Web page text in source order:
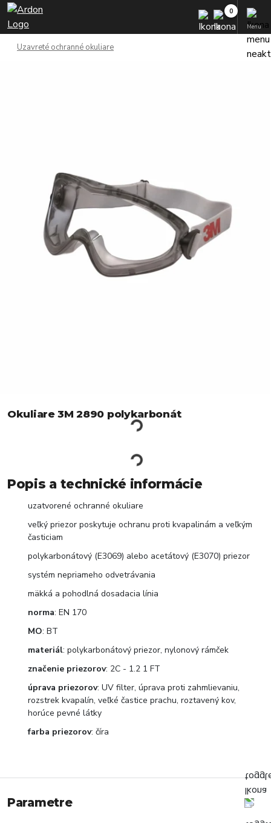
Menu
Uzavreté ochranné okuliare
Okuliare 3M 2890 polykarbonát
Popis a technické informácie
uzatvorené ochranné okuliare
veľký priezor poskytuje ochranu proti kvapalinám a veľkým
časticiam
polykarbonátový (E3069) alebo acetátový (E3070) priezor
systém nepriameho odvetrávania
mäkká a pohodlná dosadacia línia
norma: EN 170
MO: BT
materiál: polykarbonátový priezor, nylonový rámček
značenie priezorov: 2C - 1.2 1 FT
úprava priezorov: UV filter, úprava proti zahmlievaniu,
rozstrek kvapalín, veľké častice prachu, roztavený kov,
horúce pevné látky
farba priezorov: číra
Parametre